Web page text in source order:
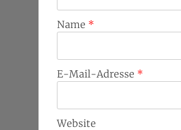
Name *
E-Mail-Adresse *
Website